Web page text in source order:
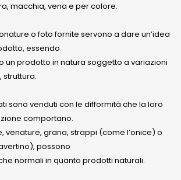
macchia, vena e per colore.
o foto fornite servono a dare un’idea
essendo
un prodotto in natura soggetto a variazioni
sono venduti con le difformità che la loro
comportano.
venature, grana, strappi (come l’onice) o
possono
normali in quanto prodotti naturali.